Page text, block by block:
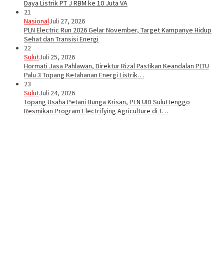
Daya Listrik PT J RBM ke 10 Juta VA
21
NasionalJuli 27, 2026
PLN Electric Run 2026 Gelar November, Target Kampanye Hidup
Sehat dan Transisi Energi
22
SulutJuli 25, 2026
Hormati Jasa Pahlawan, Direktur Rizal Pastikan Keandalan PLTU
Palu 3 Topang Ketahanan Energi Listrik…
23
SulutJuli 24, 2026
Topang Usaha Petani Bunga Krisan, PLN UID Suluttenggo
Resmikan Program Electrifying Agriculture di T…